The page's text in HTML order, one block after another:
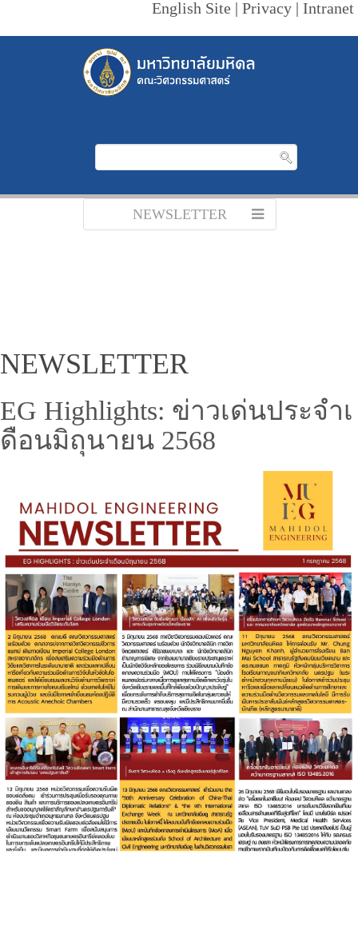
English Site | Privacy | Intranet
NEWSLETTER
NEWSLETTER
EG Highlights: ข่าวเด่นประจำเ
ดือนมิถุนายน 2568